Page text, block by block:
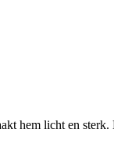
hem licht en